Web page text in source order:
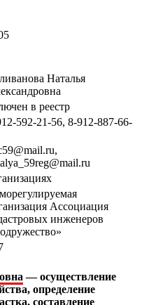
Наталья
в реестр
592-21-56, 8-912-887-66-
Ассоциация
инженеров
— осуществление
определение
составление